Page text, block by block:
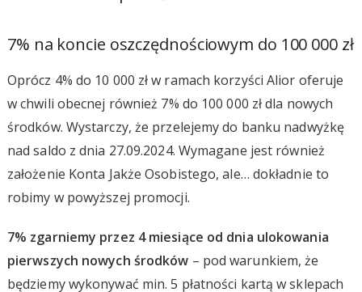
7% na koncie oszczędnościowym do 100 000 zł
Oprócz 4% do 10 000 zł w ramach korzyści Alior oferuje
w chwili obecnej również 7% do 100 000 zł dla nowych
środków. Wystarczy, że przelejemy do banku nadwyżkę
nad saldo z dnia 27.09.2024. Wymagane jest również
założenie Konta Jakże Osobistego, ale… dokładnie to
robimy w powyższej promocji.
7% zgarniemy przez 4 miesiące od dnia ulokowania
pierwszych nowych środków – pod warunkiem, że
będziemy wykonywać min. 5 płatności kartą w sklepach